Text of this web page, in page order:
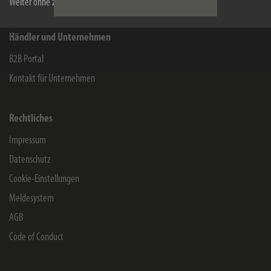
Weiter ohne zu akzeptieren
Händler und Unternehmen
B2B Portal
Kontakt für Unternehmen
Rechtliches
Impressum
Datenschutz
Cookie-Einstellungen
Meldesystem
AGB
Code of Conduct